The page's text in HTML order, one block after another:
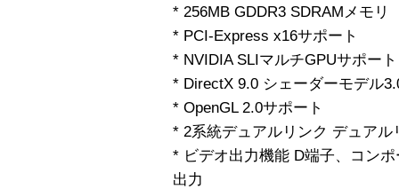
* 256MB GDDR3 SDRAMメモリ
* PCI-Express x16サポート
* NVIDIA SLIマルチGPUサポート
* DirectX 9.0 シェーダーモデル
* OpenGL 2.0サポート
* 2系統デュアルリンク デュア
* ビデオ出力機能 D端子、コン
出力